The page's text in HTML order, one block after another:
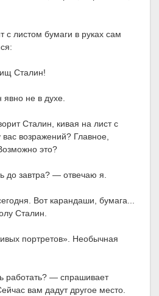
с листом бумаги в руках сам
Сталин!
явно не в духе.
Сталин, кивая на лист с
возражений? Главное,
это?
завтра? — отвечаю я.
Вот карандаши, бумага...
Сталин.
портретов». Необычная
работать? — спрашивает
вам дадут другое место.